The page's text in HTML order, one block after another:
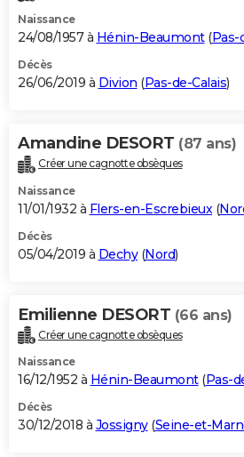
Naissance
24/08/1957 à Hénin-Beaumont(Pas-
Décès
26/06/2019 à Divion (Pas-de-Calais)
Amandine DESORT (87 ans)
Créer une cagnotte obsèques
Naissance
11/01/1932 à Flers-en-Escrebieux (
Décès
05/04/2019 à Dechy(Nord)
Emilienne DESORT (66 ans)
Créer une cagnotte obsèques
Naissance
16/12/1952 à Hénin-Beaumont(Pas-
Décès
30/12/2018 à Jossigny(Seine-et-